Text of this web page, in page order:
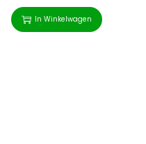
In Winkelwagen